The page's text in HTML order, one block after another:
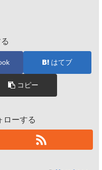
はてブ
コピー
ローする